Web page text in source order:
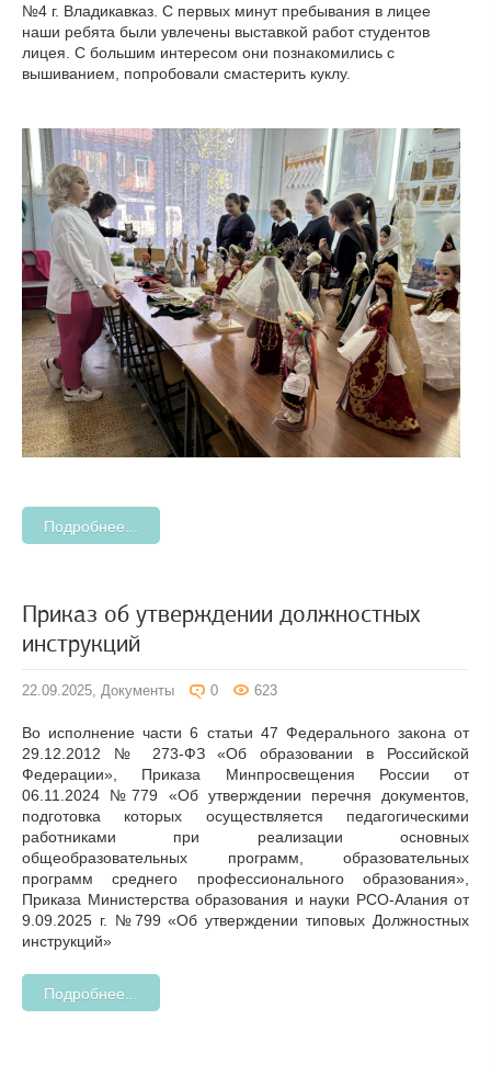
№4 г. Владикавказ. С первых минут пребывания в лицее
наши ребята были увлечены выставкой работ студентов
лицея. С большим интересом они познакомились с
вышиванием, попробовали смастерить куклу.
Подробнее...
Приказ об утверждении должностных
инструкций
22.09.2025, Документы 0 623
Во исполнение части 6 статьи 47 Федерального закона от
29.12.2012 № 273-ФЗ «Об образовании в Российской
Федерации», Приказа Минпросвещения России от
06.11.2024 №779 «Об утверждении перечня документов,
подготовка которых осуществляется педагогическими
работниками при реализации основных
общеобразовательных программ, образовательных
программ среднего профессионального образования»,
Приказа Министерства образования и науки РСО-Алания от
9.09.2025 г. №799 «Об утверждении типовых Должностных
инструкций»
Подробнее...